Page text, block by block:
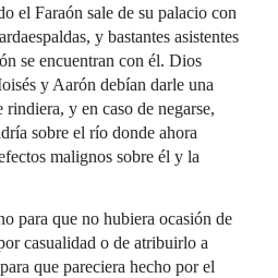
el Faraón sale de su palacio con
y bastantes asistentes
se encuentran con él. Dios
y Aarón debían darle una
y en caso de negarse,
sobre el río donde ahora
malignos sobre él y la
para que no hubiera ocasión de
casualidad o de atribuirlo a
que pareciera hecho por el